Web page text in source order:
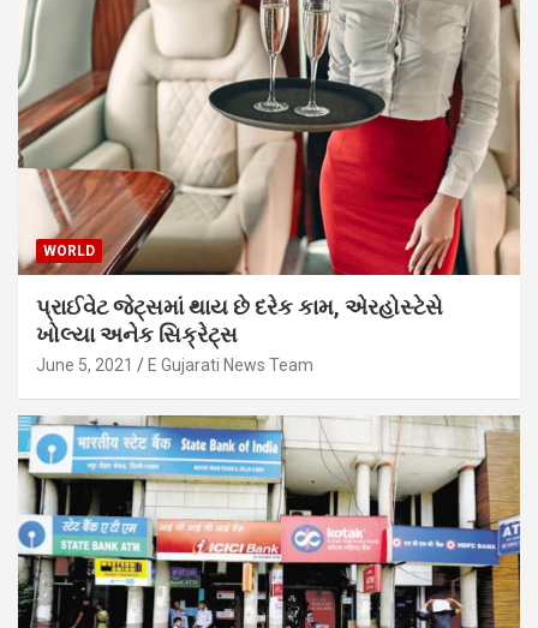
WORLD
પ્રાઈવેટ જેટ્સમાં થાય છે દરેક કામ, એરહોસ્ટેસે
ખોલ્યા અનેક સિક્રેટ્સ
June 5, 2021 E Gujarati News Team